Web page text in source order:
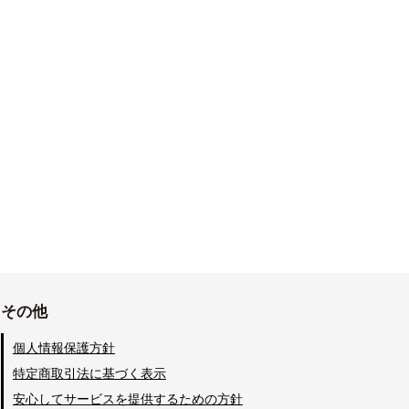
その他
個人情報保護方針
特定商取引法に基づく表示
安心してサービスを提供するための方針